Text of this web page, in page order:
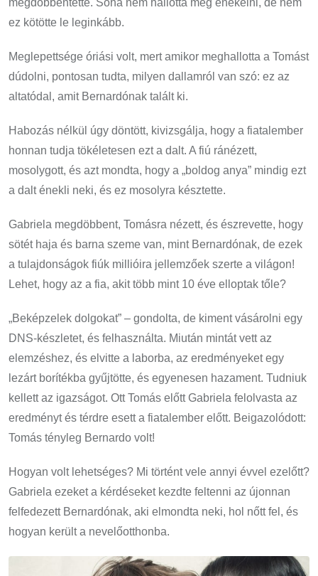
megdöbbentette. Soha nem hallotta még énekelni, de nem
ez kötötte le leginkább.
Meglepettsége óriási volt, mert amikor meghallotta a Tomást
dúdolni, pontosan tudta, milyen dallamról van szó: ez az
altatódal, amit Bernardónak talált ki.
Habozás nélkül úgy döntött, kivizsgálja, hogy a fiatalember
honnan tudja tökéletesen ezt a dalt. A fiú ránézett,
mosolygott, és azt mondta, hogy a „boldog anya” mindig ezt
a dalt énekli neki, és ez mosolyra késztette.
Gabriela megdöbbent, Tomásra nézett, és észrevette, hogy
sötét haja és barna szeme van, mint Bernardónak, de ezek
a tulajdonságok fiúk millióira jellemzőek szerte a világon!
Lehet, hogy az a fia, akit több mint 10 éve elloptak tőle?
„Beképzelek dolgokat” – gondolta, de kiment vásárolni egy
DNS-készletet, és felhasználta. Miután mintát vett az
elemzéshez, és elvitte a laborba, az eredményeket egy
lezárt borítékba gyűjtötte, és egyenesen hazament. Tudniuk
kellett az igazságot. Ott Tomás előtt Gabriela felolvasta az
eredményt és térdre esett a fiatalember előtt. Beigazolódott:
Tomás tényleg Bernardo volt!
Hogyan volt lehetséges? Mi történt vele annyi évvel ezelőtt?
Gabriela ezeket a kérdéseket kezdte feltenni az újonnan
felfedezett Bernardónak, aki elmondta neki, hol nőtt fel, és
hogyan került a nevelőotthonba.